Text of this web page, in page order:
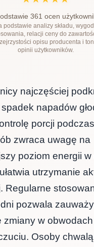
361 ocen
podstawie analizy składu,
relacji ceny do
opisu producenta i
opinii użytkowników.
najczęściej
napadów
porcji
zwraca uwagę na
poziom energii w
utrzymanie
Regularne
pozwala
zmiany w obwodach
Osoby